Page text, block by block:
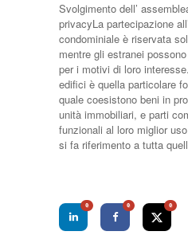
Svolgimento dell’
privacyLa partecipazione
condominiale è riservata
mentre gli estranei
per i motivi di loro
edifici è quella particolare
quale coesistono beni in
unità immobiliari, e parti
funzionali al loro miglior
si fa riferimento a tutta
0 0 0